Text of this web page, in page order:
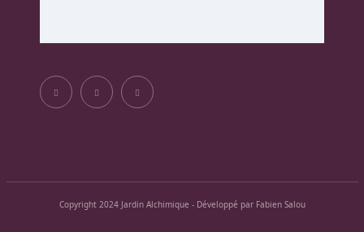
Copyright 2024 Jardin Alchimique - Développé par Fabien Salou